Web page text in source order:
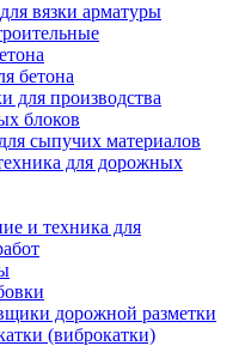
вязки арматуры
бетона
для производства
блоков
сыпучих материалов
для дорожных
и техника для
дорожной разметки
(виброкатки)